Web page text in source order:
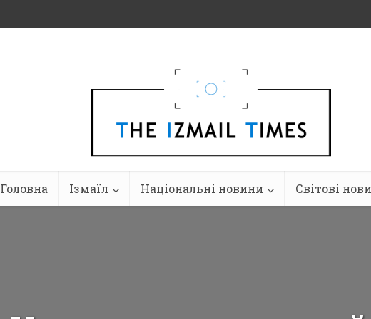
Головна Ізмаїл Національні новини Світові